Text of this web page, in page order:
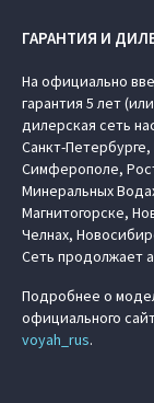
ГАРАНТИЯ И
На официально
гарантия 5 лет
дилерская сеть
Санкт-
Симферополе,
Минеральных
Магнитогорске,
Челнах,
Сеть продолжает
Подробнее о
официального
voyah_rus.